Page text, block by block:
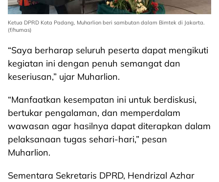
Ketua DPRD Kota Padang, Muharlion beri sambutan dalam Bimtek di Jakarta.
(f/humas)
“Saya berharap seluruh peserta dapat mengikuti
kegiatan ini dengan penuh semangat dan
keseriusan,” ujar Muharlion.
“Manfaatkan kesempatan ini untuk berdiskusi,
bertukar pengalaman, dan memperdalam
wawasan agar hasilnya dapat diterapkan dalam
pelaksanaan tugas sehari-hari,” pesan
Muharlion.
Sementara Sekretaris DPRD, Hendrizal Azhar